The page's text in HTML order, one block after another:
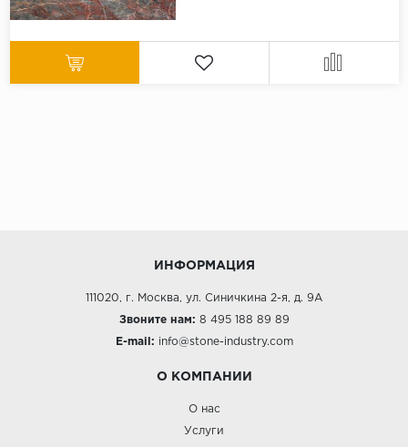
ИНФОРМАЦИЯ
111020, г. Москва, ул. Синичкина 2-я, д. 9А
Звоните нам: 8 495 188 89 89
E-mail: info@stone-industry.com
О КОМПАНИИ
О нас
Услуги